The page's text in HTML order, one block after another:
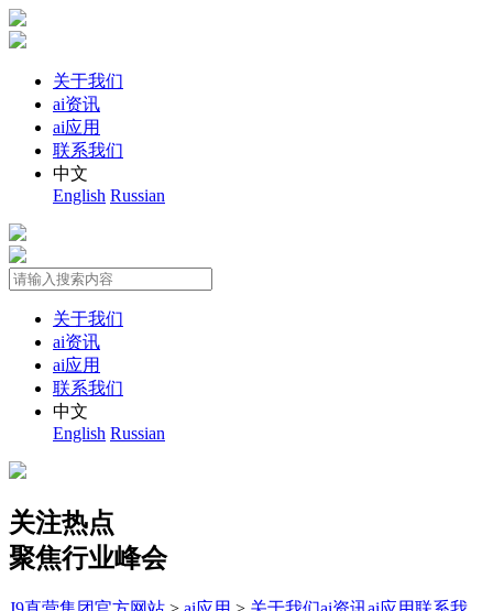
关于我们
ai资讯
ai应用
联系我们
中文
English Russian
关于我们
ai资讯
ai应用
联系我们
中文
English Russian
关注热点
聚焦行业峰会